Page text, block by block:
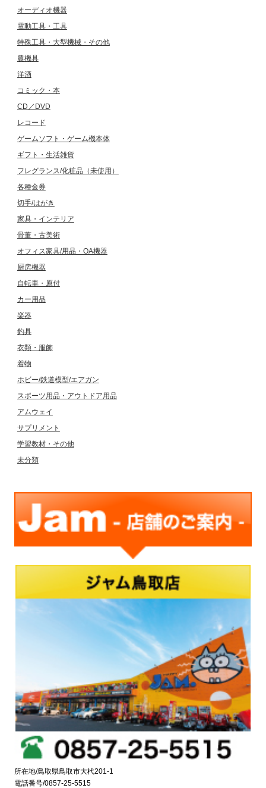
オーディオ機器
電動工具・工具
特殊工具・大型機械・その他
農機具
洋酒
コミック・本
CD／DVD
レコード
ゲームソフト・ゲーム機本体
ギフト・生活雑貨
フレグランス/化粧品（未使用）
各種金券
切手/はがき
家具・インテリア
骨董・古美術
オフィス家具/用品・OA機器
厨房機器
自転車・原付
カー用品
楽器
釣具
衣類・服飾
着物
ホビー/鉄道模型/エアガン
スポーツ用品・アウトドア用品
アムウェイ
サプリメント
学習教材・その他
未分類
所在地/鳥取県鳥取市大杙201-1
電話番号/0857-25-5515